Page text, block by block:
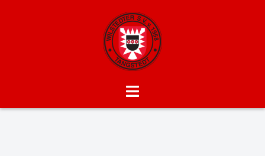
Menü